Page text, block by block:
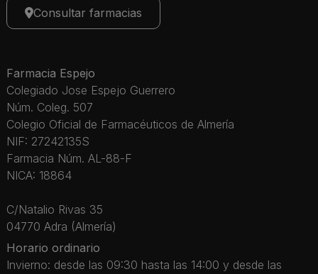
Consultar farmacias
Farmacia Espejo
Colegiado Jose Espejo Guerrero
Núm. Coleg. 507
Colegio Oficial de Farmacéuticos de Almería
NIF: 27242135S
Farmacia Núm. AL-88-F
NICA: 18864
C/Natalio Rivas 35
04770 Adra (Almería)
Horario ordinario
Invierno: desde las 09:30 hasta las 14:00 y desde las